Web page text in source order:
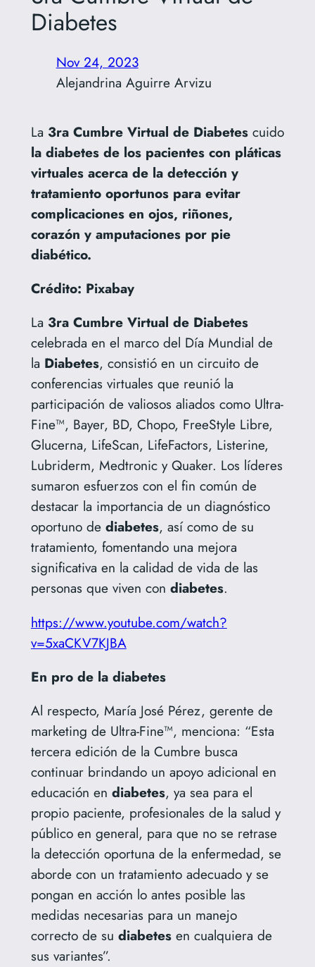
Diabetes
Nov 24, 2023
Alejandrina Aguirre Arvizu
La 3ra Cumbre Virtual de Diabetescuido
la diabetes de los pacientes con pláticas
virtuales acerca de la detección y
tratamiento oportunos para evitar
complicaciones en ojos, riñones,
corazón y amputaciones por pie
diabético.
Crédito: Pixabay
La 3ra Cumbre Virtual de Diabetes
celebrada en el marco del Día Mundial de
la Diabetes, consistió en un circuito de
conferencias virtuales que reunió la
participación de valiosos aliados como Ultra-
Fine™, Bayer, BD, Chopo, FreeStyle Libre,
Glucerna, LifeScan, LifeFactors, Listerine,
Lubriderm, Medtronic y Quaker. Los líderes
sumaron esfuerzos con el fin común de
destacar la importancia de un diagnóstico
oportuno de diabetes, así como de su
tratamiento, fomentando una mejora
significativa en la calidad de vida de las
personas que viven con diabetes.
https://www.youtube.com/watch?
v=5xaCKV7KJBA
En pro de la diabetes
Al respecto, María José Pérez, gerente de
marketing de Ultra-Fine™, menciona: “Esta
tercera edición de la Cumbre busca
continuar brindando un apoyo adicional en
educación en diabetes, ya sea para el
propio paciente, profesionales de la salud y
público en general, para que no se retrase
la detección oportuna de la enfermedad, se
aborde con un tratamiento adecuado y se
pongan en acción lo antes posible las
medidas necesarias para un manejo
correcto de su diabetesen cualquiera de
sus variantes”.